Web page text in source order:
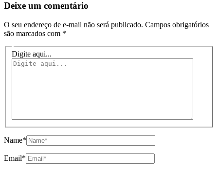
Deixe um comentário
O seu endereço de e-mail não será publicado. Campos obrigatórios
são marcados com *
Digite aqui...
Name*
Email*